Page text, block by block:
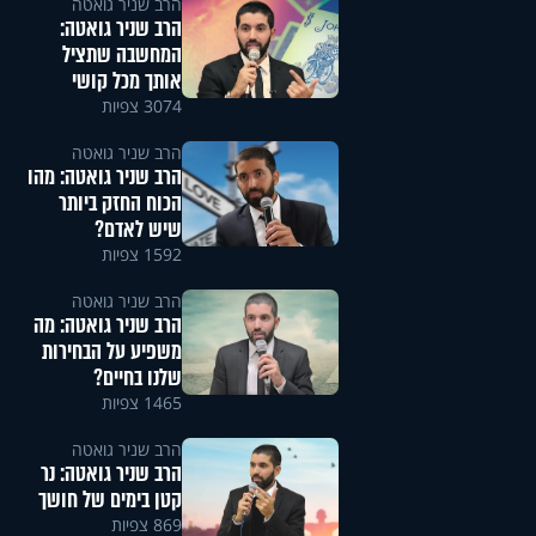
הרב שניר גואטה
הרב שניר גואטה:
המחשבה שתציל
אותך מכל קושי
3074 צפיות
הרב שניר גואטה
הרב שניר גואטה: מהו
הכוח החזק ביותר
שיש לאדם?
1592 צפיות
הרב שניר גואטה
הרב שניר גואטה: מה
משפיע על הבחירות
שלנו בחיים?
1465 צפיות
הרב שניר גואטה
הרב שניר גואטה: נר
קטן בימים של חושך
869 צפיות